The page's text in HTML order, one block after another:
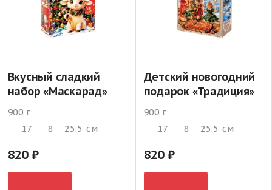
Вкусный сладкий
набор «Маскарад»
900 г
17
8 25.5 см
820
Детский новогодний
подарок «Традиция»
900 г
17
8 25.5 см
820